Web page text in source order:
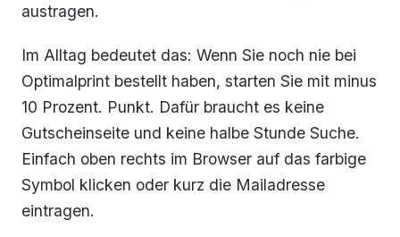
austragen.
Im Alltag bedeutet das: Wenn Sie noch nie bei
Optimalprint bestellt haben, starten Sie mit minus
10 Prozent. Punkt. Dafür braucht es keine
Gutscheinseite und keine halbe Stunde Suche.
Einfach oben rechts im Browser auf das farbige
Symbol klicken oder kurz die Mailadresse
eintragen.